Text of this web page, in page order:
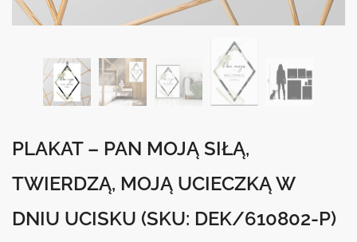
PLAKAT – PAN MOJĄ SIŁĄ,
TWIERDZĄ, MOJĄ UCIECZKĄ W
DNIU UCISKU (SKU: DEK/610802-P)